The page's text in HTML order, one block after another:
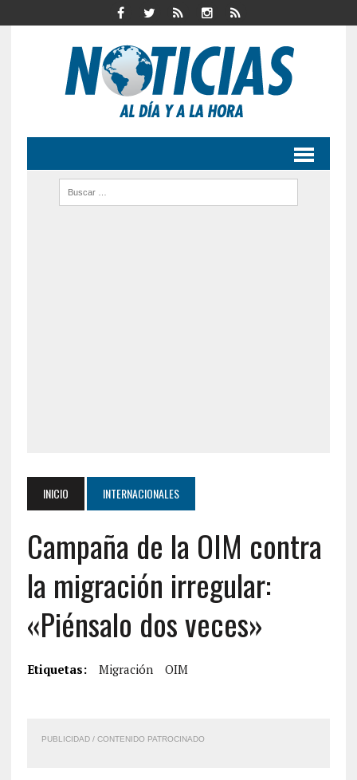
INICIO INTERNACIONALES
Campaña de la OIM contra
la migración irregular:
«Piénsalo dos veces»
Etiquetas: Migración OIM
PUBLICIDAD / CONTENIDO PATROCINADO